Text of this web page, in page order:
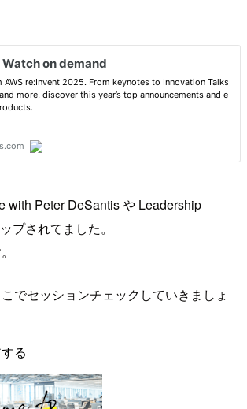
with Peter DeSantis や Leadership
プされてました。
でセッションチェックしていきましょ
る